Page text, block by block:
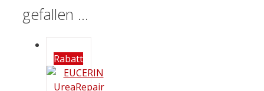
gefallen …
Rabatt